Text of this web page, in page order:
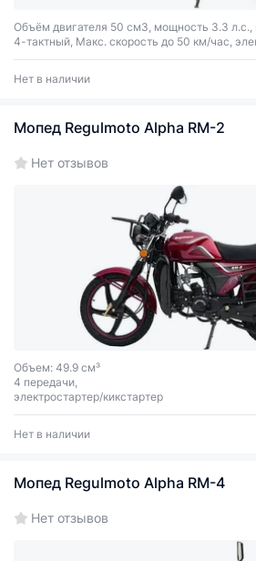
Объём двигателя 50 см3, мощность 3.3
4-тактный, Макс. скорость до 50 км/час,
Нет в наличии
Мопед Regulmoto Alpha RM-2
Нет отзывов
Объем: 49.9 см³
4 передачи,
электростартер/кикстартер
Нет в наличии
Мопед Regulmoto Alpha RM-4
Нет отзывов